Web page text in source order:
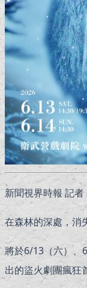
新聞視界時報 記
在森林的深處，消
將於6/13（六）、
出的盜火劇團瘋狂